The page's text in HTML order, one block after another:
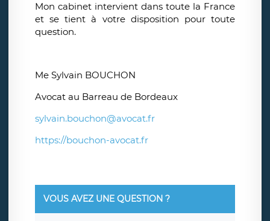
Mon cabinet intervient dans toute la France
et se tient à votre disposition pour toute
question.
Me Sylvain BOUCHON
Avocat au Barreau de Bordeaux
sylvain.bouchon@avocat.fr
https://bouchon-avocat.fr
VOUS AVEZ UNE QUESTION ?